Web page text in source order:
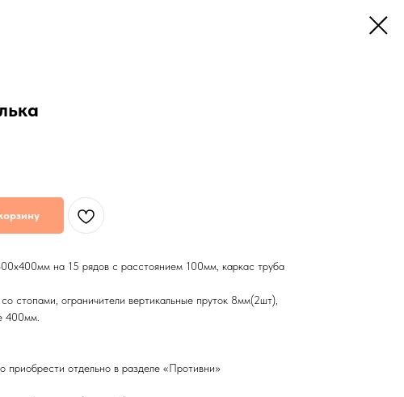
на 15 рядов с расстоянием 100мм, каркас труба
стопами, ограничители вертикальные пруток 8мм(2шт),
400мм.
приобрести отдельно в разделе «Противни»